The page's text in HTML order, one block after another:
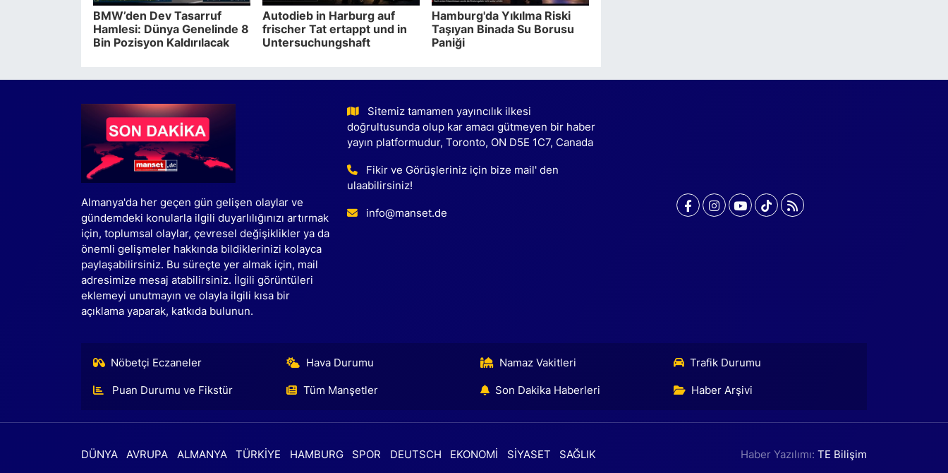
BMW’den Dev Tasarruf
Hamlesi: Dünya Genelinde 8
Bin Pozisyon Kaldırılacak
Autodieb in Harburg auf
frischer Tat ertappt und in
Untersuchungshaft
Hamburg'da Yıkılma Riski
Taşıyan Binada Su Borusu
Paniği
Almanya'da her geçen gün gelişen olaylar ve
gündemdeki konularla ilgili duyarlılığınızı artırmak
için, toplumsal olaylar, çevresel değişiklikler ya da
önemli gelişmeler hakkında bildiklerinizi kolayca
paylaşabilirsiniz. Bu süreçte yer almak için, mail
adresimize mesaj atabilirsiniz. İlgili görüntüleri
eklemeyi unutmayın ve olayla ilgili kısa bir
açıklama yaparak, katkıda bulunun.
Sitemiz tamamen yayıncılık ilkesi
doğrultusunda olup kar amacı gütmeyen bir haber
yayın platformudur, Toronto, ON D5E 1C7, Canada
Fikir ve Görüşleriniz için bize mail' den
ulaabilirsiniz!
info@manset.de
Nöbetçi Eczaneler Hava Durumu Namaz Vakitleri Trafik Durumu
Puan Durumu ve Fikstür Tüm Manşetler Son Dakika Haberleri Haber Arşivi
DÜNYA AVRUPA ALMANYA TÜRKİYE HAMBURG SPOR DEUTSCH EKONOMİ SİYASET SAĞLIK Haber Yazılımı:TE Bilişim